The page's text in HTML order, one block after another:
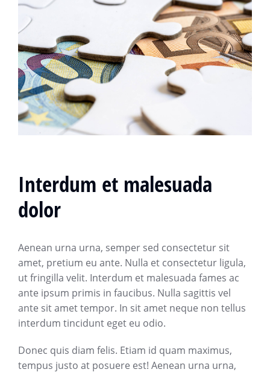
Interdum et malesuada
dolor
Aenean urna urna, semper sed consectetur sit
amet, pretium eu ante. Nulla et consectetur ligula,
ut fringilla velit. Interdum et malesuada fames ac
ante ipsum primis in faucibus. Nulla sagittis vel
ante sit amet tempor. In sit amet neque non tellus
interdum tincidunt eget eu odio.
Donec quis diam felis. Etiam id quam maximus,
tempus justo at posuere est! Aenean urna urna,